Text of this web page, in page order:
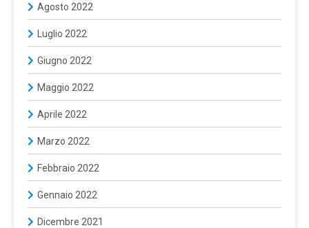
Agosto 2022
Luglio 2022
Giugno 2022
Maggio 2022
Aprile 2022
Marzo 2022
Febbraio 2022
Gennaio 2022
Dicembre 2021